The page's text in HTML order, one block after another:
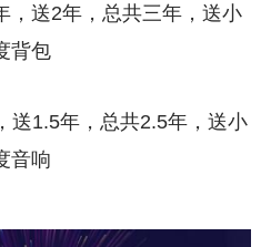
，送2年，总共三年，送小
背包
送1.5年，总共2.5年，送小
音响